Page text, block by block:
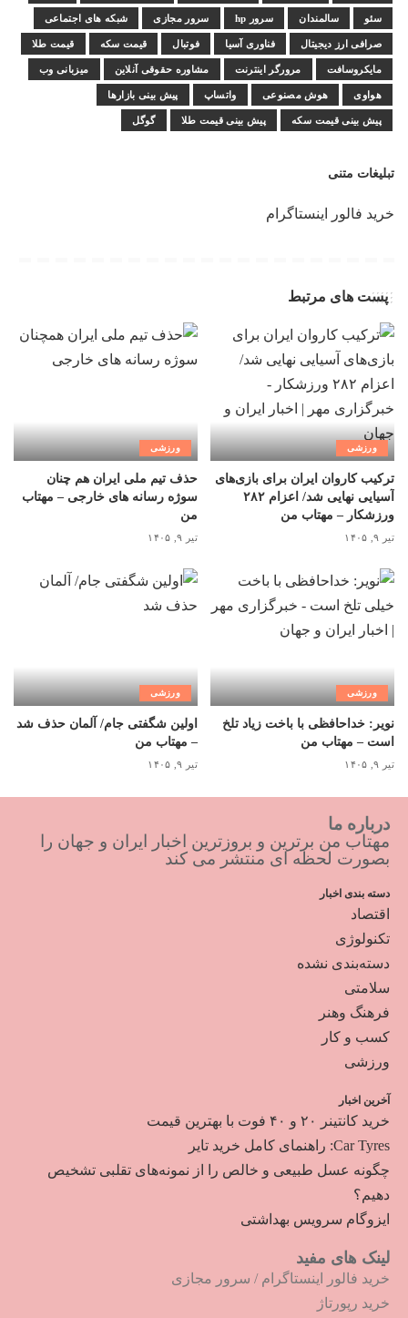
سئو سالمندان سرور hp سرور مجازی شبکه های اجتماعی
صرافی ارز دیجیتال فناوری آسیا فوتبال قیمت سکه قیمت طلا
مایکروسافت مرورگر اینترنت مشاوره حقوقی آنلاین میزبانی وب
هواوی هوش مصنوعی واتساپ پیش بینی بازارها
پیش بینی قیمت سکه پیش بینی قیمت طلا گوگل
تبلیغات متنی
خرید فالور اینستاگرام
پست های مرتبط
ورزشی
ترکیب کاروان ایران برای بازی‌های
آسیایی نهایی شد/ اعزام ۲۸۲
ورزشکار – مهتاب من
تیر ۹, ۱۴۰۵
ورزشی
حذف تیم ملی ایران هم چنان
سوژه رسانه های خارجی – مهتاب
من
تیر ۹, ۱۴۰۵
ورزشی
نویر: خداحافظی با باخت زیاد تلخ
است – مهتاب من
تیر ۹, ۱۴۰۵
ورزشی
اولین شگفتی جام/ آلمان حذف شد
– مهتاب من
تیر ۹, ۱۴۰۵
درباره ما
مهتاب من برترین و بروزترین اخبار ایران و جهان را
بصورت لحظه ای منتشر می کند
دسته بندی اخبار
اقتصاد
تکنولوژی
دسته‌بندی نشده
سلامتی
فرهنگ وهنر
کسب و کار
ورزشی
آخرین اخبار
خرید کانتینر ۲۰ و ۴۰ فوت با بهترین قیمت
Car Tyres: راهنمای کامل خرید تایر
چگونه عسل طبیعی و خالص را از نمونه‌های تقلبی تشخیص
دهیم؟
ایزوگام سرویس بهداشتی
لینک های مفید
خرید فالور اینستاگرام / سرور مجازی
خرید رپورتاژ